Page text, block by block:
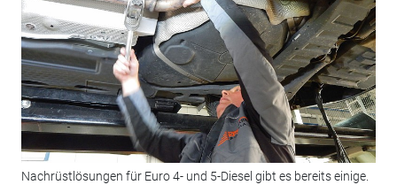
Nachrüstlösungen für Euro 4- und 5-Diesel gibt es bereits einige.